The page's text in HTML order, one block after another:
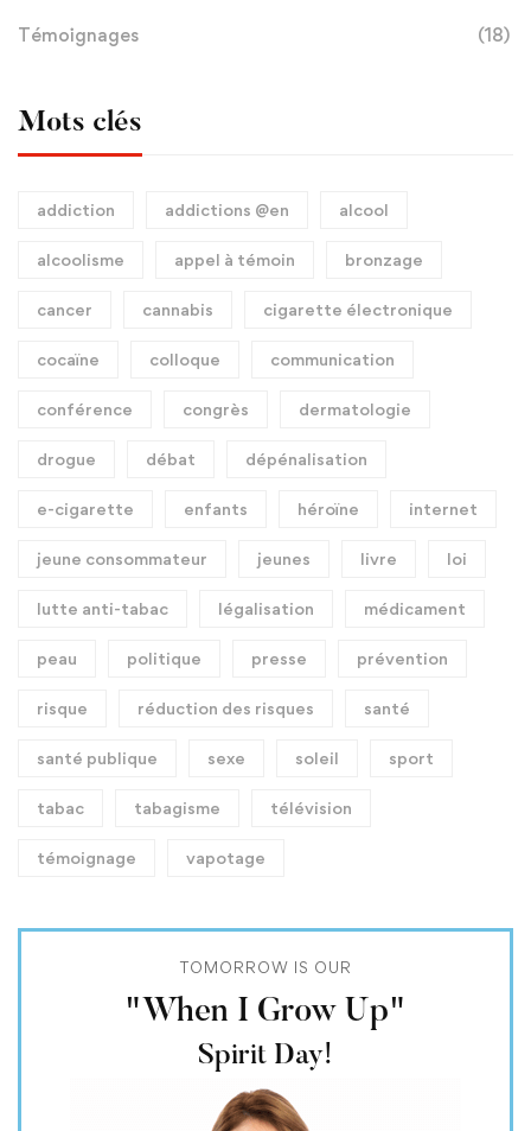
Témoignages (18)
Mots clés
addiction addictions @en alcool
alcoolisme appel à témoin bronzage
cancer cannabis cigarette électronique
cocaïne colloque communication
conférence congrès dermatologie
drogue débat dépénalisation
e-cigarette enfants héroïne internet
jeune consommateur jeunes livre loi
lutte anti-tabac légalisation médicament
peau politique presse prévention
risque réduction des risques santé
santé publique sexe soleil sport
tabac tabagisme télévision
témoignage vapotage
TOMORROW IS OUR
"When I Grow Up"
Spirit Day!